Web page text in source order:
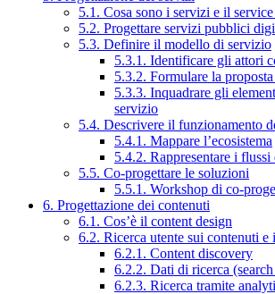
5.1. Cosa sono i servizi e il
5.2. Progettare servizi pubblici
5.3. Definire il modello di servizio
5.3.1. Identificare gli attori
5.3.2. Formulare la
5.3.3. Inquadrare gli
servizio
5.4. Descrivere il funzionamento
5.4.1. Mappare l’ecosistema
5.4.2. Rappresentare i
5.5. Co-progettare le soluzioni
5.5.1. Workshop di co-
6. Progettazione dei contenuti
6.1. Cos’è il content design
6.2. Ricerca utente sui contenuti
6.2.1. Content discovery
6.2.2. Dati di ricerca
6.2.3. Ricerca tramite